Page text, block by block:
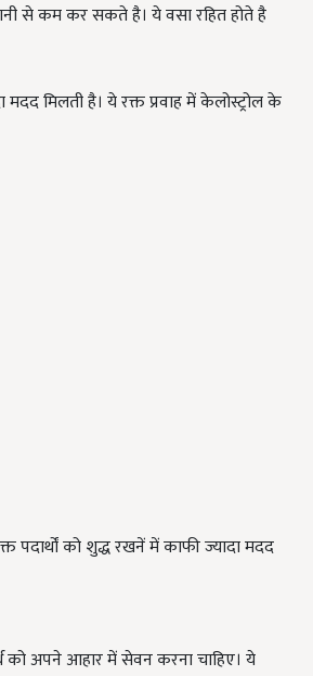
से कम कर सकते है। ये वसा रहित होते है
मिलती है। ये रक्त प्रवाह में केलोस्ट्रोल के
पदार्थों को शुद्ध रखनें में काफी ज्यादा मदद
को अपने आहार में सेवन करना चाहिए। ये